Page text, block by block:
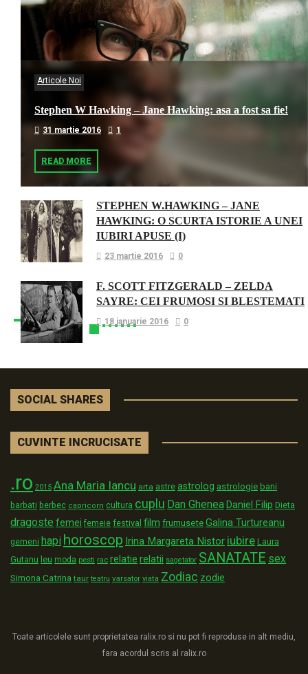
Articole Noi
Stephen W Hawking – Jane Hawking: asa a fost sa fie!
31 martie 2016 1
READ MORE
STEPHEN W.HAWKING – JANE
HAWKING: O SCURTA ISTORIE A UNEI
IUBIRI APUSE (I)
23 martie 2016 0
F. SCOTT FITZGERALD – ZELDA
SAYRE: CEI FRUMOSI SI BLESTEMATI
18 ianuarie 2016 0
SOCIAL SHARES
CUVINTE INCRUCISATE
.ro 2015 Ana Maria Iancu arta astre astrolog astrologie bani
barbati berbec capricorn cultura cuplu Dan GheneaDaniel Filip Dieta
dragoste femei femeie festival film frumusete Galina Turtureanu
gemeni hapi horoscop Irina Margareta Nistor iubire Laura
Gutanu leu moda pesti rac relatie relatii sagetator SANATATE sex
Simona Catrina taur teatru varsator viata Zodiac zodie
Toate articolele sunt proprietatea ralix.ro si nu pot fi reproduse in alt mediu,
fara acordul scris al ralix.ro